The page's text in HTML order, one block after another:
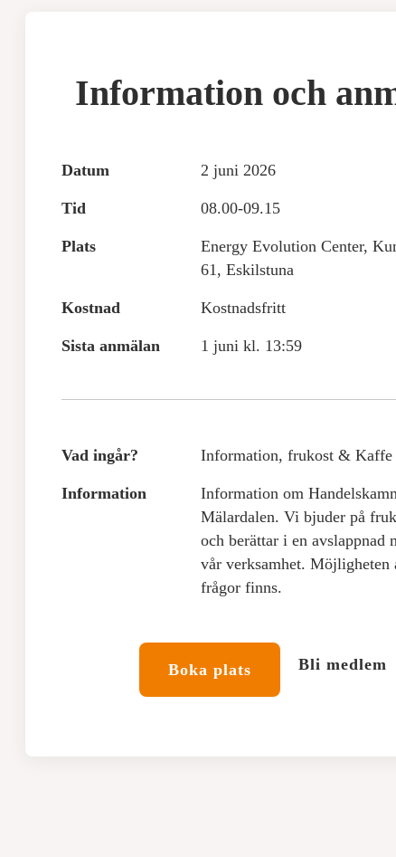
Information och
Datum 2 juni 2026
Tid 08.00-09.15
Plats
Energy Evolution Center,
61, Eskilstuna
Kostnad Kostnadsfritt
Sista anmälan 1 juni kl. 13:59
Vad ingår? Information, frukost & Kaffe
Information
Information om
Mälardalen. Vi bjuder på
och berättar i en avslappnad
vår verksamhet. Möjligheten
frågor finns.
Boka plats Bli medlem